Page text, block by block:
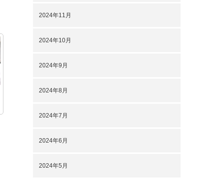
2024年11月
2024年10月
2024年9月
2024年8月
2024年7月
2024年6月
2024年5月